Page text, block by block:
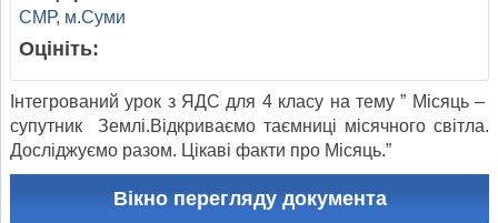
СМР, м.Суми
Оцініть:
Інтегрований урок з ЯДС для 4 класу на тему ” Місяць –
супутник Землі.Відкриваємо таємниці місячного світла.
Досліджуємо разом. Цікаві факти про Місяць.”
Вікно перегляду документа